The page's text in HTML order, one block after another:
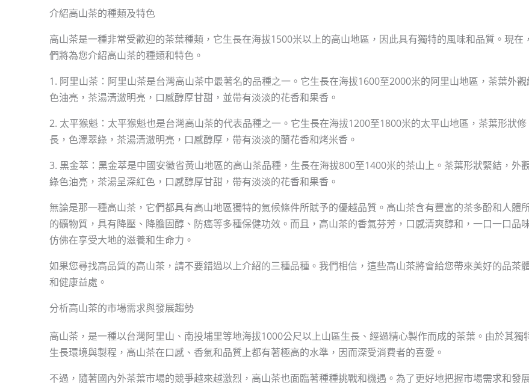
介紹高山茶的種類及特色
高山茶是一種非常受歡迎的茶葉種類，它生長在海拔1500米以上的高山地區，因此具有獨特的風味和品質。現在
們將為您介紹高山茶的種類和特色。
1. 阿里山茶：阿里山茶是台灣高山茶中最著名的品種之一。它生長在海拔1600至2000米的阿里山地區，茶葉外觀
色油亮，茶湯清澈明亮，口感醇厚甘甜，並帶有淡淡的花香和果香。
2. 太平猴魁：太平猴魁也是台灣高山茶的代表品種之一。它生長在海拔1200至1800米的太平山地區，茶葉形狀修
長，色澤翠綠，茶湯清澈明亮，口感醇厚，帶有淡淡的蘭花香和烤米香。
3. 黑金萃：黑金萃是中國安徽省黃山地區的高山茶品種，生長在海拔800至1400米的茶山上。茶葉形狀緊結，外
綠色油亮，茶湯呈深紅色，口感醇厚甘甜，帶有淡淡的花香和果香。
無論是那一種高山茶，它們都具有高山地區獨特的氣候條件所賦予的優越品質。高山茶含有豐富的茶多酚和人體
的礦物質，具有降壓、降膽固醇、防癌等多種保健功效。而且，高山茶的香氣芬芳，口感清爽醇和，一口一口品
仿佛在享受大地的滋養和生命力。
如果您尋找高品質的高山茶，請不要錯過以上介紹的三種品種。我們相信，這些高山茶將會給您帶來美好的品茶
和健康益處。
分析高山茶的市場需求與發展趨勢
高山茶，是一種以台灣阿里山、南投埔里等地海拔1000公尺以上山區生長、經過精心製作而成的茶葉。由於其獨
生長環境與製程，高山茶在口感、香氣和品質上都有著極高的水準，因而深受消費者的喜愛。
不過，隨著國內外茶葉市場的競爭越來越激烈，高山茶也面臨著種種挑戰和機遇。為了更好地把握市場需求和發